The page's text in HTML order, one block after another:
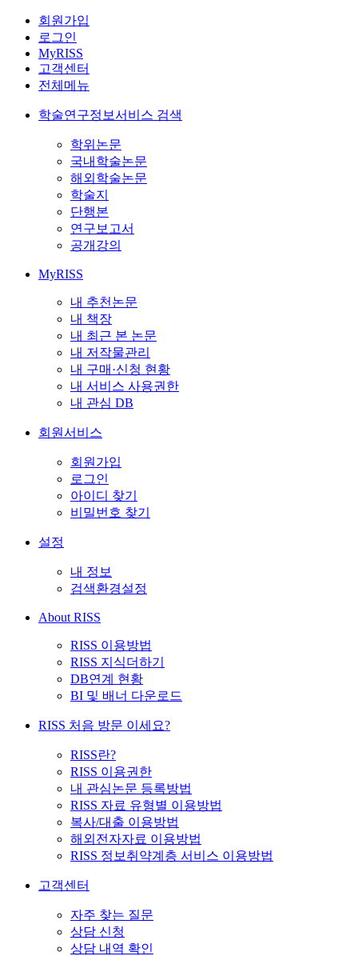
회원가입
로그인
MyRISS
고객센터
전체메뉴
학술연구정보서비스 검색
학위논문
국내학술논문
해외학술논문
학술지
단행본
연구보고서
공개강의
MyRISS
내 추천논문
내 책장
내 최근 본 논문
내 저작물관리
내 구매·신청 현황
내 서비스 사용권한
내 관심 DB
회원서비스
회원가입
로그인
아이디 찾기
비밀번호 찾기
설정
내 정보
검색환경설정
About RISS
RISS 이용방법
RISS 지식더하기
DB연계 현황
BI 및 배너 다운로드
RISS 처음 방문 이세요?
RISS란?
RISS 이용권한
내 관심논문 등록방법
RISS 자료 유형별 이용방법
복사/대출 이용방법
해외전자자료 이용방법
RISS 정보취약계층 서비스 이용방법
고객센터
자주 찾는 질문
상담 신청
상담 내역 확인